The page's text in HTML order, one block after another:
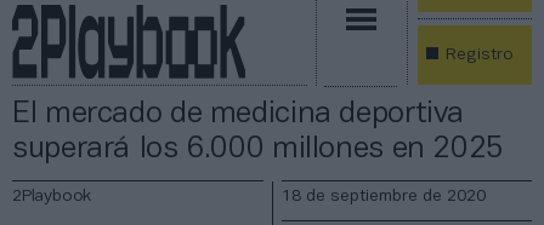
Registro
El mercado de medicina deportiva
superará los 6.000 millones en 2025
2Playbook 18 de septiembre de 2020